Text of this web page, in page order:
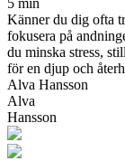
Känner du dig ofta
fokusera på
du minska stress,
för en djup och
Alva Hansson
Alva
Hansson